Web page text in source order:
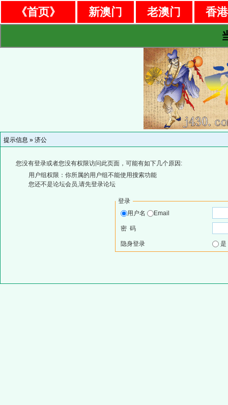
《首页》 新澳门 老澳门
香
提示信息 » 济公
您没有登录或者您没有权限访问此页面，可能有如下几个原因:
用户组权限：你所属的用户组不能使用搜索功能
您还不是论坛会员,请先登录论坛
登录
用户名
Email
密 码
隐身登录